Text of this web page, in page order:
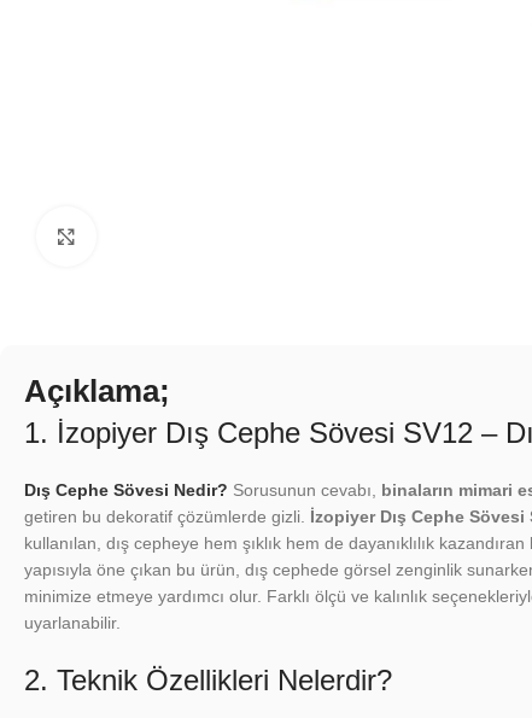
Açıklama;
1. İzopiyer Dış Cephe Sövesi SV12 –
Dış Cephe Sövesi Nedir? Sorusunun cevabı, binaların mimari
getiren bu dekoratif çözümlerde gizli. İzopiyer Dış Cephe Sövesi
kullanılan, dış cepheye hem şıklık hem de dayanıklılık kazandıran
yapısıyla öne çıkan bu ürün, dış cephede görsel zenginlik
minimize etmeye yardımcı olur. Farklı ölçü ve kalınlık
uyarlanabilir.
2. Teknik Özellikleri Nelerdir?